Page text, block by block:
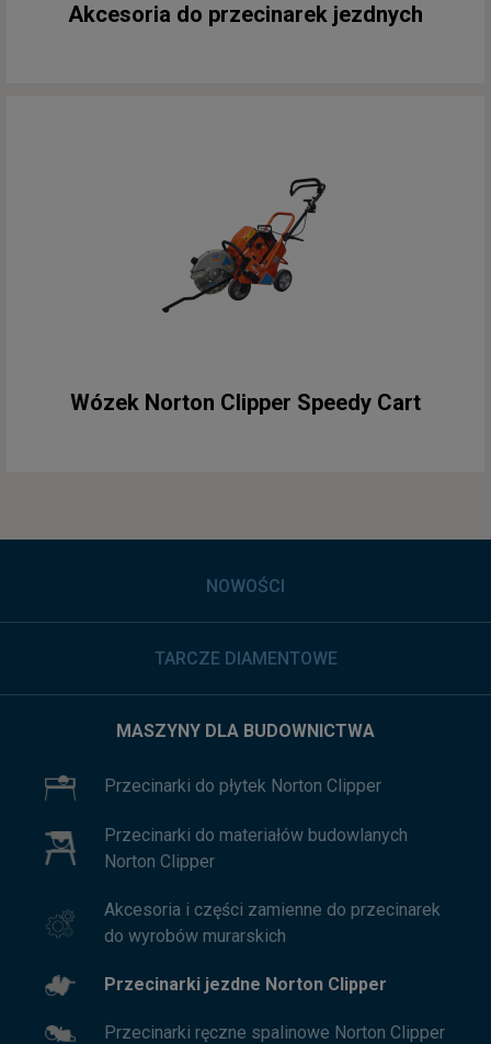
Akcesoria do przecinarek jezdnych
Wózek Norton Clipper Speedy Cart
NOWOŚCI
TARCZE DIAMENTOWE
MASZYNY DLA BUDOWNICTWA
Przecinarki do płytek Norton Clipper
Przecinarki do materiałów budowlanych
Norton Clipper
Akcesoria i części zamienne do przecinarek
do wyrobów murarskich
Przecinarki jezdne Norton Clipper
Przecinarki ręczne spalinowe Norton Clipper